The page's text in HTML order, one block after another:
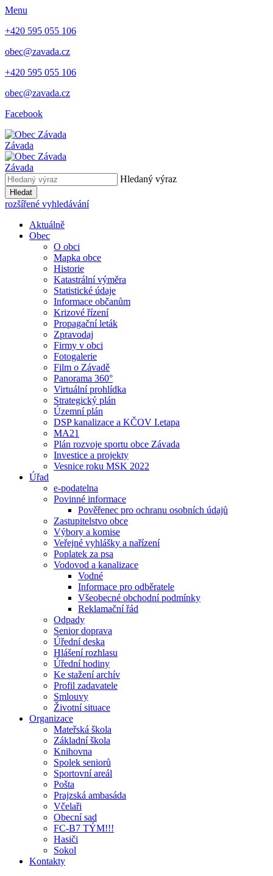
Menu
+420 595 055 106
obec@zavada.cz
+420 595 055 106
obec@zavada.cz
Facebook
Závada
Závada
Hledaný výraz
Hledat
rozšířené vyhledávání
Aktuálně
Obec
O obci
Mapka obce
Historie
Katastrální výměra
Statistické údaje
Informace občanům
Krizové řízení
Propagační leták
Zpravodaj
Firmy v obci
Fotogalerie
Film o Závadě
Panorama 360°
Virtuální prohlídka
Strategický plán
Územní plán
DSP kanalizace a KČOV I.etapa
MA21
Plán rozvoje sportu obce Závada
Investice a projekty
Vesnice roku MSK 2022
Úřad
e-podatelna
Povinné informace
Pověřenec pro ochranu osobních údajů
Zastupitelstvo obce
Výbory a komise
Veřejné vyhlášky a nařízení
Poplatek za psa
Vodovod a kanalizace
Vodné
Informace pro odběratele
Všeobecné obchodní podmínky
Reklamační řád
Odpady
Senior doprava
Úřední deska
Hlášení rozhlasu
Úřední hodiny
Ke stažení archív
Profil zadavatele
Smlouvy
Životní situace
Organizace
Mateřská škola
Základní škola
Knihovna
Spolek seniorů
Sportovní areál
Pošta
Prajzská ambasáda
Včelaři
Obecní sad
FC-B7 TÝM!!!
Hasiči
Sokol
Kontakty